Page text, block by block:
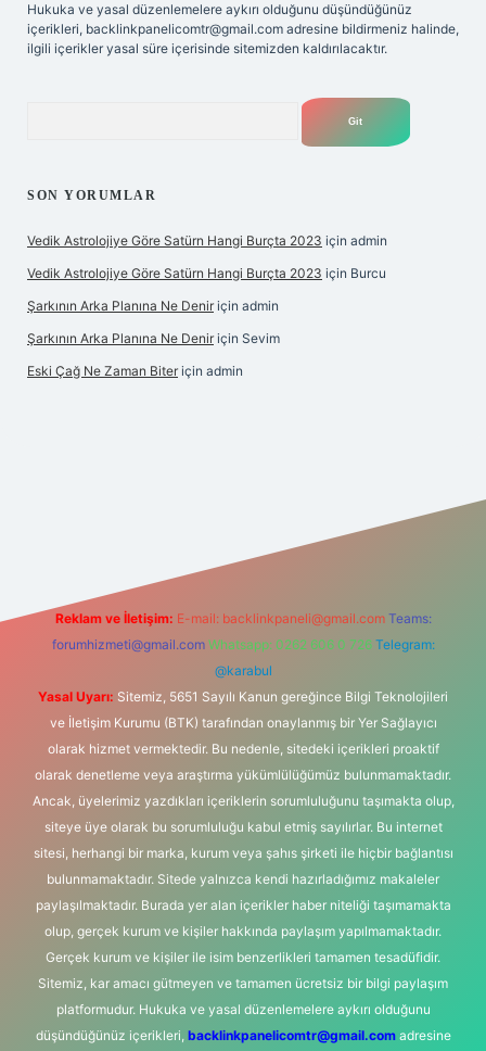
Hukuka ve yasal düzenlemelere aykırı olduğunu düşündüğünüz
içerikleri, backlinkpanelicomtr@gmail.com adresine bildirmeniz halinde,
ilgili içerikler yasal süre içerisinde sitemizden kaldırılacaktır.
SON YORUMLAR
Vedik Astrolojiye Göre Satürn Hangi Burçta 2023 için admin
Vedik Astrolojiye Göre Satürn Hangi Burçta 2023 için Burcu
Şarkının Arka Planına Ne Denir için admin
Şarkının Arka Planına Ne Denir için Sevim
Eski Çağ Ne Zaman Biter için admin
Reklam ve İletişim: E-mail: backlinkpaneli@gmail.com Teams:
forumhizmeti@gmail.com Whatsapp: 0262 606 0 726 Telegram:
@karabul
Yasal Uyarı: Sitemiz, 5651 Sayılı Kanun gereğince Bilgi Teknolojileri
ve İletişim Kurumu (BTK) tarafından onaylanmış bir Yer Sağlayıcı
olarak hizmet vermektedir. Bu nedenle, sitedeki içerikleri proaktif
olarak denetleme veya araştırma yükümlülüğümüz bulunmamaktadır.
Ancak, üyelerimiz yazdıkları içeriklerin sorumluluğunu taşımakta olup,
siteye üye olarak bu sorumluluğu kabul etmiş sayılırlar. Bu internet
sitesi, herhangi bir marka, kurum veya şahıs şirketi ile hiçbir bağlantısı
bulunmamaktadır. Sitede yalnızca kendi hazırladığımız makaleler
paylaşılmaktadır. Burada yer alan içerikler haber niteliği taşımamakta
olup, gerçek kurum ve kişiler hakkında paylaşım yapılmamaktadır.
Gerçek kurum ve kişiler ile isim benzerlikleri tamamen tesadüfidir.
Sitemiz, kar amacı gütmeyen ve tamamen ücretsiz bir bilgi paylaşım
platformudur. Hukuka ve yasal düzenlemelere aykırı olduğunu
düşündüğünüz içerikleri, backlinkpanelicomtr@gmail.comadresine